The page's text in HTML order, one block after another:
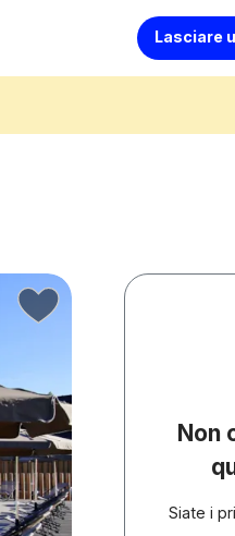
Lasciare
Non
Siate i